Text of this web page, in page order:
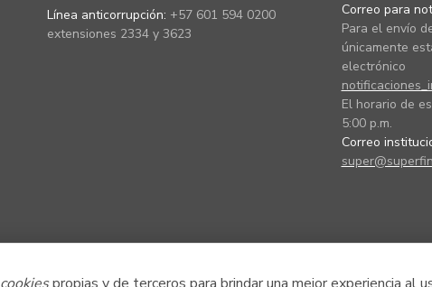
Línea anticorrupción: +57 601 594 0200
extensiones 2334 y 3623
Correo para
Para el envío
únicamente
electrónico
El horario de
5:00 p.m.
Correo